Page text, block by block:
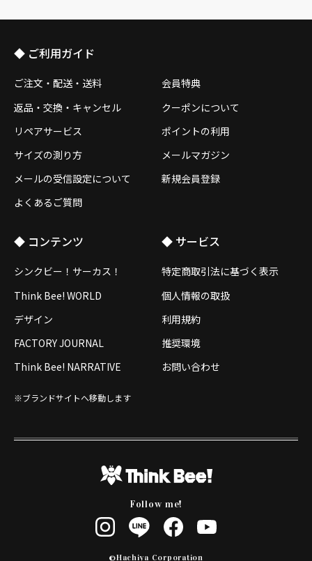
◆ ご利用ガイド
ご注文・配送・送料
返品・交換・キャンセル
リペアサービス
サイズの測り方
メールの受信設定について
よくあるご質問
会員特典
クーポンについて
ポイントの利用
メールマガジン
新規会員登録
◆ コンテンツ
シンクビー！サーカス！
Think Bee! WORLD
デザイン
FACTORY JOURNAL
Think Bee! NARRATIVE
※ブランドサイトへ移動します
◆ サービス
特定商取引法に基づく表示
個人情報の取扱
利用規約
推奨環境
お問い合わせ
Follow me!
©Hachiya Corporation